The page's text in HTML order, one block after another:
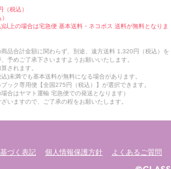
（税込）
上の場合は宅急便 基本送料・ネコポス 送料が無料となりま
品合計金額に関わらず、別途、遠方送料 1,320円（税込）を
予めご了承下さいますようお願いいたします。
されます。
)未満でも基本送料が無料になる場合があります。
ック専用便【全国275円（税込）】が選択できます。
合はヤマト運輸 宅急便での発送となります）
いますので、ご了承の程をお願いたします。
づく表記 個人情報保護方針 よくあるご質問